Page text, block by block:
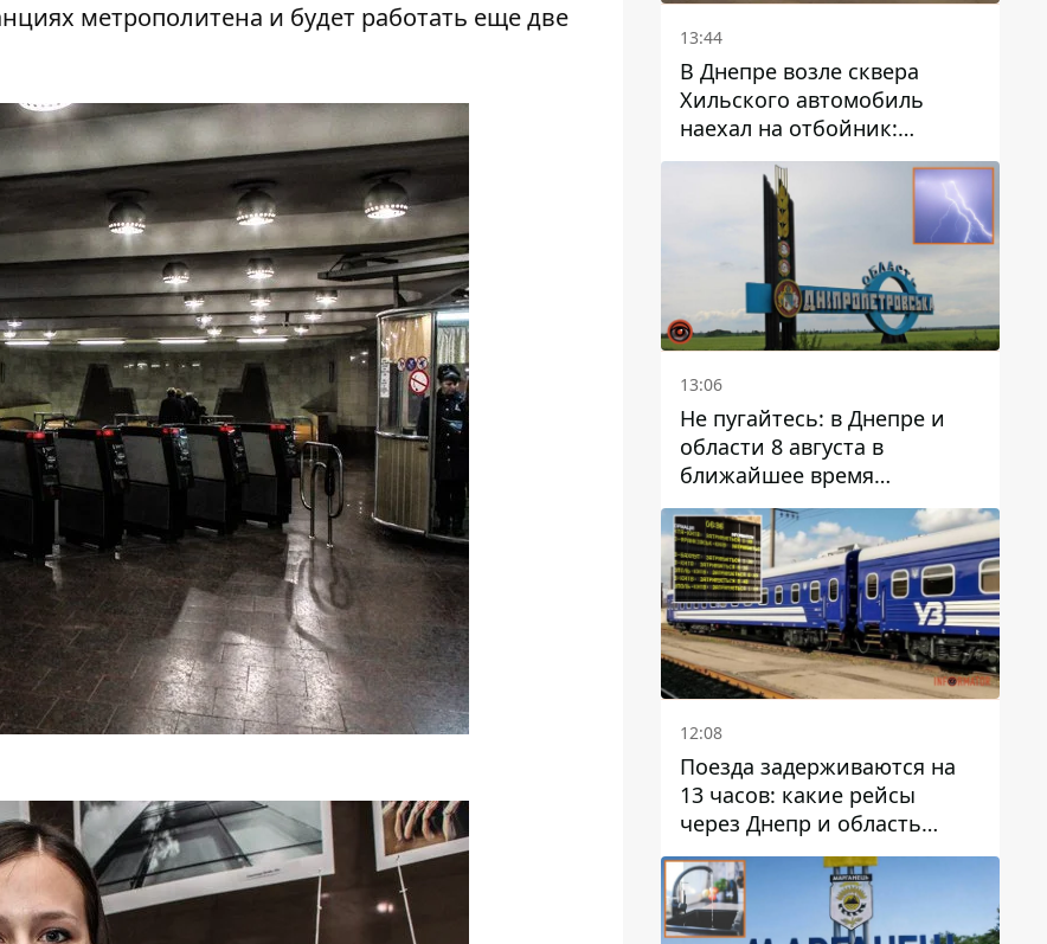
метрополитена и будет работать еще две
13:44
В Днепре возле сквера
Хильского автомобиль
наехал на отбойник:
момент происшествия
13:06
Не пугайтесь: в Днепре и
области 8 августа в
ближайшее время
ожидается гроза
12:08
Поезда задерживаются на
13 часов: какие рейсы
через Днепр и область
выбились из графика